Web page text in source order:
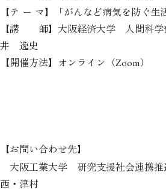
【テ ー マ】「がんなど病気を防ぐ生
【講 師】大阪経済大学 人間科
井 逸史
【開催方法】オンライン（Zoom）
【お問い合わせ先】
大阪工業大学 研究支援社会連携
西・津村